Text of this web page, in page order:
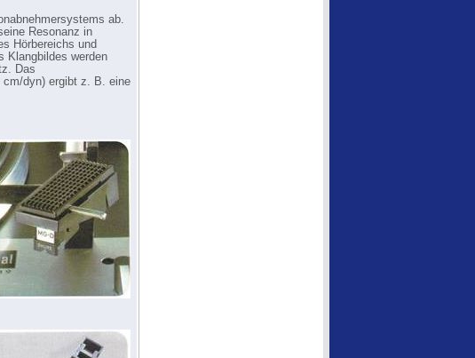
ab.
Resonanz in
Hörbereichs und
Klangbildes werden
Das
cm/dyn) ergibt z. B. eine